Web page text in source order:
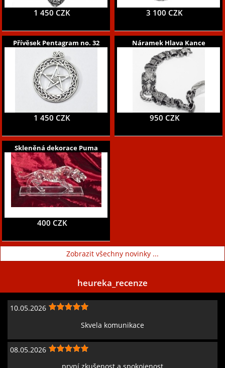
1 450 CZK 3 100 CZK
Přívěsek Pentagram no. 32
1 450 CZK
Náramek Hlava Kance
950 CZK
Skleněná dekorace Puma
400 CZK
Zobrazit všechny novinky ...
heureka_recenze
10.05.2026
Skvela komunikace
08.05.2026